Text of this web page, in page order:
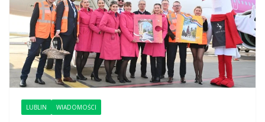
LUBLIN WIADOMOŚCI